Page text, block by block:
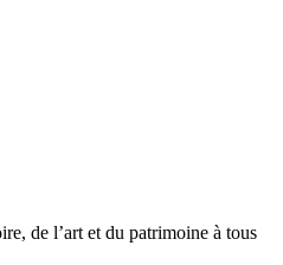
de l’art et du patrimoine à tous